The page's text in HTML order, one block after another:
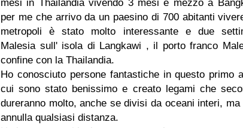
mesi in Thailandia vivendo 3 mesi e mezzo a
per me che arrivo da un paesino di 700 abitanti
metropoli è stato molto interessante e due
Malesia sull' isola di Langkawi , il porto franco
confine con la Thailandia.
Ho conosciuto persone fantastiche in questo primo
cui sono stato benissimo e creato legami che
dureranno molto, anche se divisi da oceani interi,
annulla qualsiasi distanza.